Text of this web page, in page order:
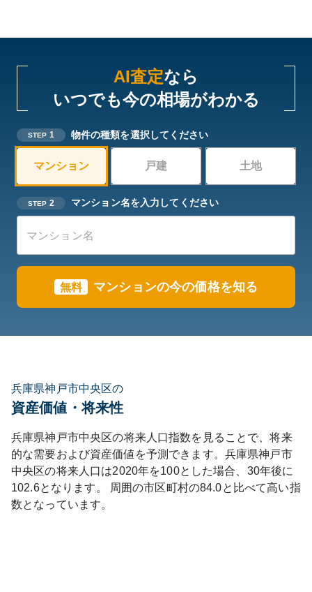
AI査定なら
いつでも今の相場がわかる
STEP 1 物件の種類を選択してください
マンション 戸建 土地
STEP 2 マンション名を入力してください
無料 マンションの今の価格を知る
兵庫県神戸市中央区の
資産価値・将来性
兵庫県神戸市中央区の将来人口指数を見ることで、将来
的な需要および資産価値を予測できます。 兵庫県神戸市
中央区の将来人口は2020年を100とした場合、30年後に
102.6となります。 周囲の市区町村の84.0と比べて高い指
数となっています。